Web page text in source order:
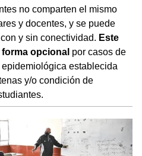
no comparten el mismo
y docentes, y se puede
y sin conectividad. Este
opcional por casos de
establecida
y/o condición de